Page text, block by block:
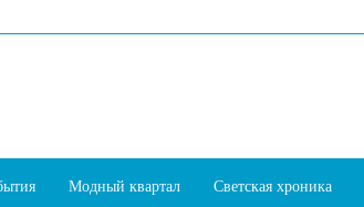
Модный квартал Светская хроника